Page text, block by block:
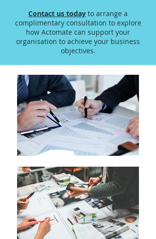
Contact us today to arrange a
complimentary consultation to explore
how Actomate can support your
organisation to achieve your business
objectives.